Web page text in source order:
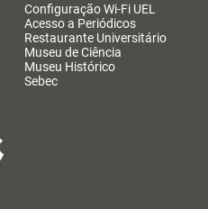
Configuração Wi-Fi UEL
Acesso a Periódicos
Restaurante Universitário
Museu de Ciência
Museu Histórico
Sebec